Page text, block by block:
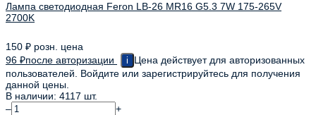
Лампа светодиодная Feron LB-26 MR16 G5.3 7W 175-265V
2700K
150 ₽ розн. цена
96 ₽после авторизации i
Цена действует для авторизованных
пользователей. Войдите или зарегистрируйтесь для получения
данной цены.
В наличии: 4117 шт.
–
+